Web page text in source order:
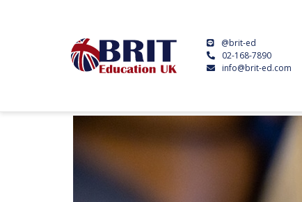
@brit-ed
02-168-7890
info@brit-ed.com